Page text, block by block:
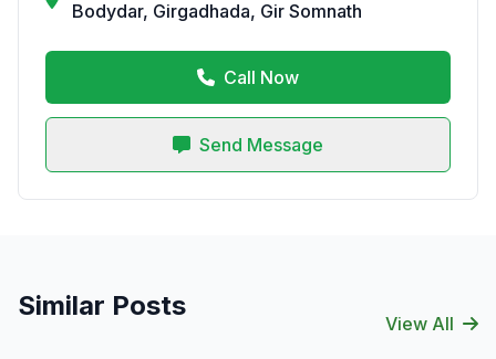
Bodydar, Girgadhada, Gir Somnath
Call Now
Send Message
Similar Posts
View All